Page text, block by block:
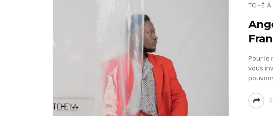
TCHÊ
Pour le
vous